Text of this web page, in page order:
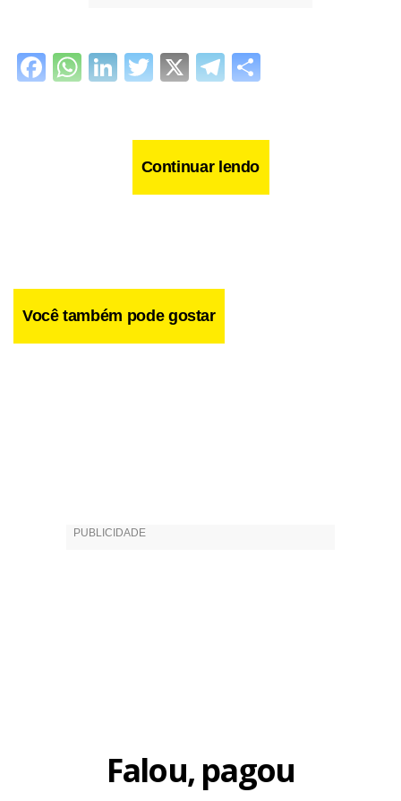
Facebook
WhatsApp
LinkedIn
Twitter
X Telegram
Continuar lendo
Você também pode gostar
Falou, pagou